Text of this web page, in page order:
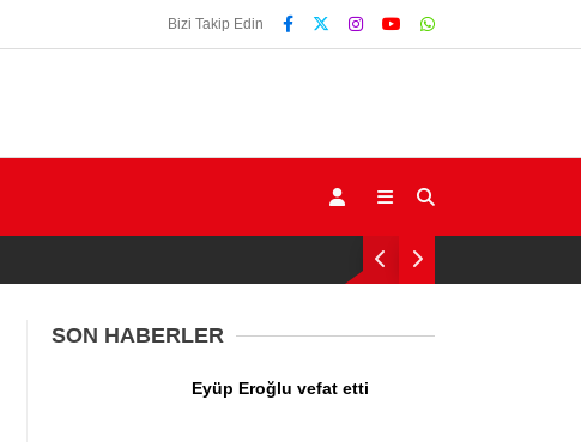
Gündem
Bizi Takip Edin
SON HABERLER
Eyüp Eroğlu vefat etti